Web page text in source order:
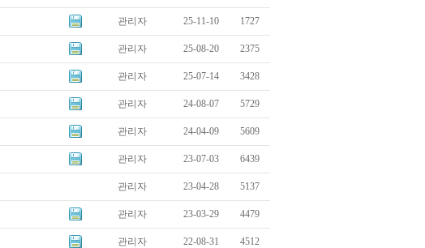
관리자 25-11-10 1727
관리자 25-08-20 2375
관리자 25-07-14 3428
관리자 24-08-07 5729
관리자 24-04-09 5609
관리자 23-07-03 6439
관리자 23-04-28 5137
관리자 23-03-29 4479
관리자 22-08-31 4512